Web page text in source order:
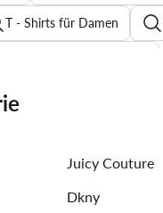
T - Shirts für Damen
Classic Damen
Juicy Couture
Dkny